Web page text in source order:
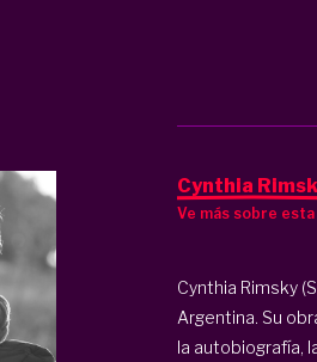
Cynthia
Ve más sobre
Cynthia Rimsky
Argentina. Su
la autobiografía,